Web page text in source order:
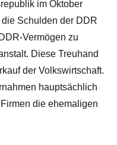
im Oktober
Schulden der DDR
Vermögen zu
Diese Treuhand
der Volkswirtschaft.
hauptsächlich
die ehemaligen